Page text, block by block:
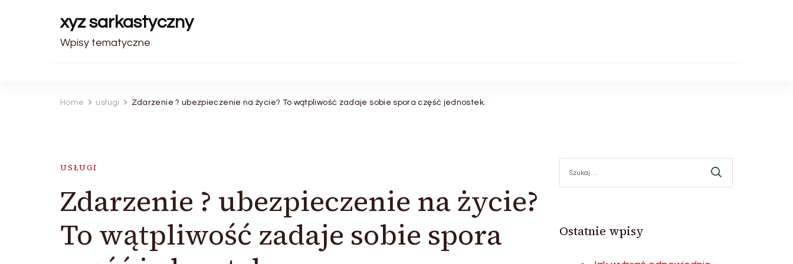
xyz sarkastyczny
Wpisy tematyczne
Home usługi Zdarzenie ? ubezpieczenie na życie? To wątpliwość zadaje sobie spora część jednostek.
USŁUGI
Zdarzenie ? ubezpieczenie na życie?
To wątpliwość zadaje sobie spora
Ostatnie wpisy